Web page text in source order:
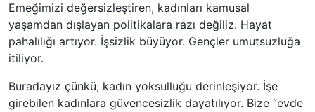
Emeğimizi değersizleştiren, kadınları kamusal
yaşamdan dışlayan politikalara razı değiliz. Hayat
pahalılığı artıyor. İşsizlik büyüyor. Gençler umutsuzluğa
itiliyor.
Buradayız çünkü; kadın yoksulluğu derinleşiyor. İşe
girebilen kadınlara güvencesizlik dayatılıyor. Bize “evde